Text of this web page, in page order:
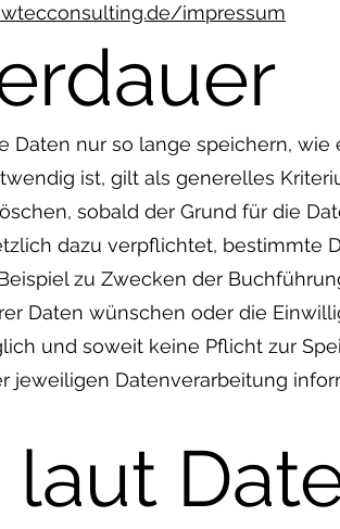
impressum
Daten nur so lange speichern,
ist, gilt als generelles
sobald der Grund für die
dazu verpflichtet, bestimmte
zu Zwecken der
Daten wünschen oder die
und soweit keine Pflicht zur
jeweiligen Datenverarbeitung
laut